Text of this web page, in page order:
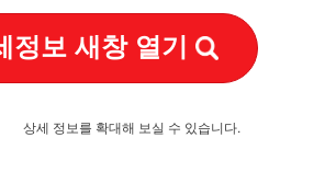
정보 새창 열기
상세 정보를 확대해 보실 수 있습니다.